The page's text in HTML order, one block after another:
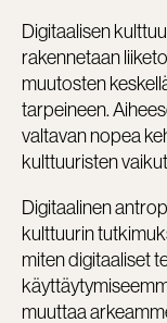
Digitaalisen
rakennetaan
muutosten
tarpeineen.
valtavan nopea
kulttuuristen
Digitaalinen
kulttuurin
miten digitaaliset
muuttaa